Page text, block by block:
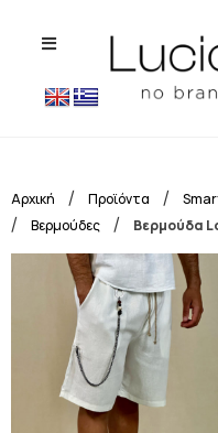
Αρχική / Προϊόντα /
/ Βερμούδες / Βερμούδα